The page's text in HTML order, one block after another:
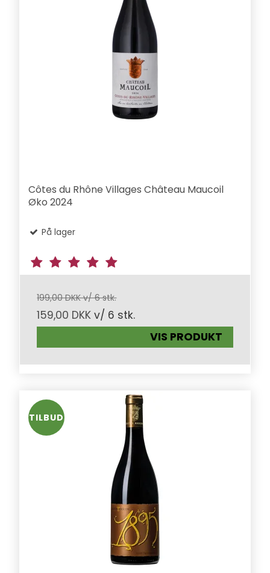
Côtes du Rhône Villages Château Maucoil
Øko 2024
På lager
199,00 DKK v/ 6 stk.
159,00 DKK v/ 6 stk.
VIS PRODUKT
TILBUD